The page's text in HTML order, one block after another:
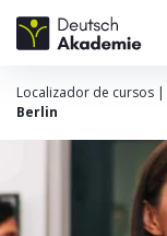
Localizador de cursos |
Berlin